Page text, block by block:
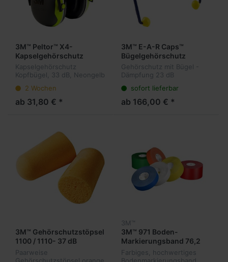
3M™ Peltor™ X4-
Kapselgehörschutz
Kapselgehörschutz
Kopfbügel, 33 dB, Neongelb
2 Wochen
ab 31,80 € *
3M™ E-A-R Caps™
Bügelgehörschutz
EC01000, Blau
Gehörschutz mit Bügel -
Dämpfung 23 dB
sofort lieferbar
ab 166,00 € *
3M™ Gehörschutzstöpsel
1100 / 1110- 37 dB
Paarweise
Gehörschutzstöpsel orange
3M™
3M™ 971 Boden-
Markierungsband 76,2
mm
Farbiges, hochwertiges
Bodenmarkierungsband